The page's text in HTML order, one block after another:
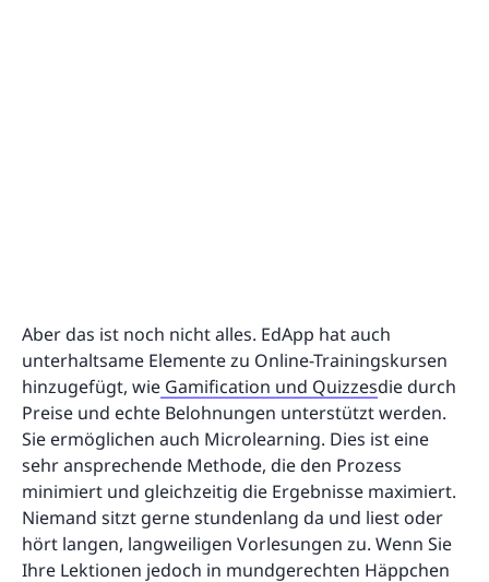
Aber das ist noch nicht alles. EdApp hat auch
unterhaltsame Elemente zu Online-Trainingskursen
hinzugefügt, wie Gamification und Quizzesdie durch
Preise und echte Belohnungen unterstützt werden.
Sie ermöglichen auch Microlearning. Dies ist eine
sehr ansprechende Methode, die den Prozess
minimiert und gleichzeitig die Ergebnisse maximiert.
Niemand sitzt gerne stundenlang da und liest oder
hört langen, langweiligen Vorlesungen zu. Wenn Sie
Ihre Lektionen jedoch in mundgerechten Häppchen